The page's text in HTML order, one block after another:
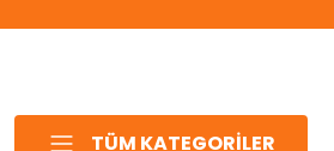
TÜM KATEGORİLER